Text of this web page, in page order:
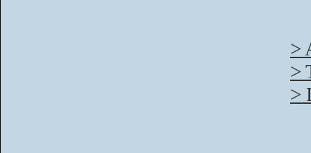
>
>
>